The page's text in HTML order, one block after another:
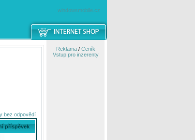
windowsmobile.cz
bez odpovědí
příspěvek
Reklama/ Ceník
Vstup pro inzerenty